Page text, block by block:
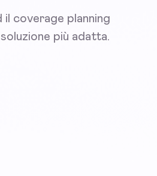
coverage planning
più adatta.